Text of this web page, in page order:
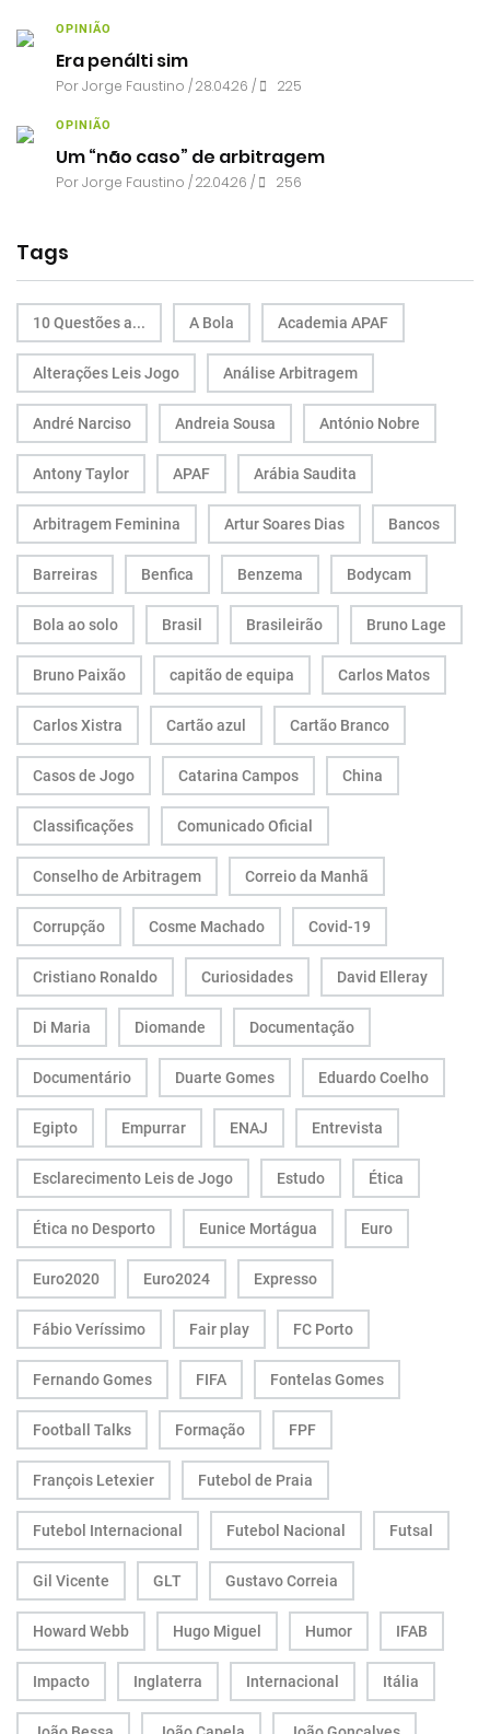
OPINIÃO
Era penálti sim
PorJorge Faustino / 28.04.26 / 225
OPINIÃO
Um “não caso” de arbitragem
PorJorge Faustino / 22.04.26 / 256
Tags
10 Questões a... A Bola Academia APAF
Alterações Leis Jogo Análise Arbitragem
André Narciso Andreia Sousa António Nobre
Antony Taylor APAF Arábia Saudita
Arbitragem Feminina Artur Soares Dias Bancos
Barreiras Benfica Benzema Bodycam
Bola ao solo Brasil Brasileirão Bruno Lage
Bruno Paixão capitão de equipa Carlos Matos
Carlos Xistra Cartão azul Cartão Branco
Casos de Jogo Catarina Campos China
Classificações Comunicado Oficial
Conselho de Arbitragem Correio da Manhã
Corrupção Cosme Machado Covid-19
Cristiano Ronaldo Curiosidades David Elleray
Di Maria Diomande Documentação
Documentário Duarte Gomes Eduardo Coelho
Egipto Empurrar ENAJ Entrevista
Esclarecimento Leis de Jogo Estudo Ética
Ética no Desporto Eunice Mortágua Euro
Euro2020 Euro2024 Expresso
Fábio Veríssimo Fair play FC Porto
Fernando Gomes FIFA Fontelas Gomes
Football Talks Formação FPF
François Letexier Futebol de Praia
Futebol Internacional Futebol Nacional Futsal
Gil Vicente GLT Gustavo Correia
Howard Webb Hugo Miguel Humor IFAB
Impacto Inglaterra Internacional Itália